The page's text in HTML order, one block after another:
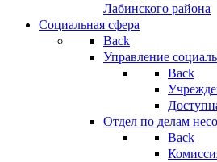
Лабинского района
Социальная сфера
Back
Управление
Back
Отдел по делам
Back